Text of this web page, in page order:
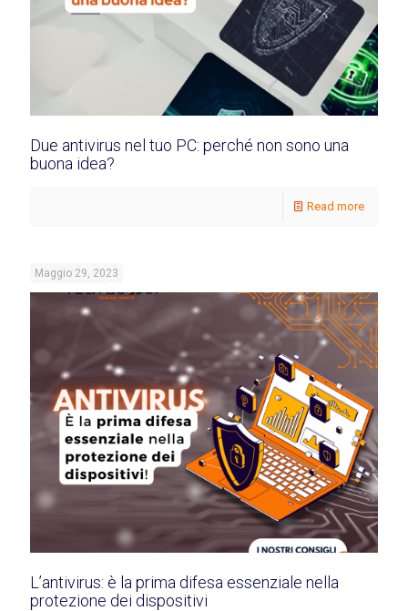
Due antivirus nel tuo PC: perché non sono una
buona idea?
Read more
Maggio 29, 2023
L’antivirus: è la prima difesa essenziale nella
protezione dei dispositivi